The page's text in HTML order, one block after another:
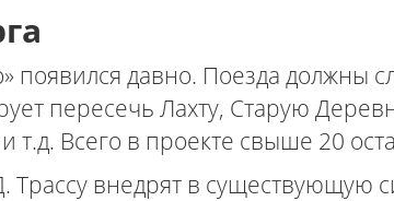
появился давно. Поезда должны
пересечь Лахту, Старую
т.д. Всего в проекте свыше 20
Трассу внедрят в существующую